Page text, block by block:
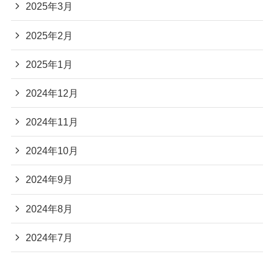
2025年3月
2025年2月
2025年1月
2024年12月
2024年11月
2024年10月
2024年9月
2024年8月
2024年7月